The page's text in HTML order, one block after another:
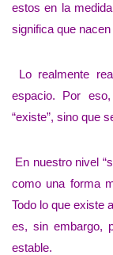
estos en la
significa que
Lo realmente
espacio. Por
“existe”, sino que
En nuestro nivel
como una forma
Todo lo que existe
es, sin embargo,
estable.